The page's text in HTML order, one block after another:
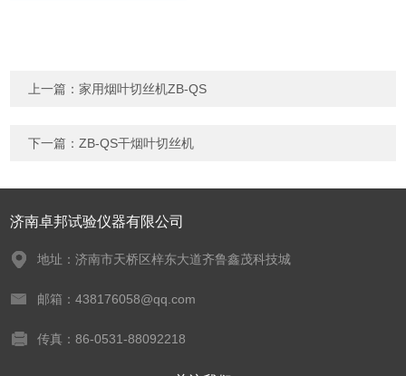
上一篇：家用烟叶切丝机ZB-QS
下一篇：ZB-QS干烟叶切丝机
济南卓邦试验仪器有限公司
地址：济南市天桥区梓东大道齐鲁鑫茂科技城
邮箱：438176058@qq.com
传真：86-0531-88092218